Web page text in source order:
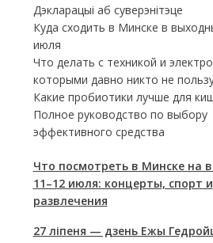
Дэкларацыі аб суверэнітэце
Куда сходить в Минске в
июля
Что делать с техникой и
которыми давно никто не
Какие пробиотики лучше для
Полное руководство по выбору
эффективного средства
Что посмотреть в Минске на
11–12 июля: концерты, спорт и
развлечения
27 ліпеня — дзень Ежы